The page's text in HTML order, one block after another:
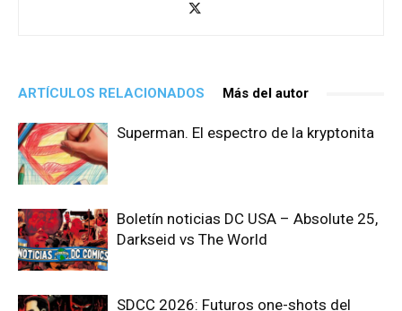
ARTÍCULOS RELACIONADOS Más del autor
Superman. El espectro de la kryptonita
Boletín noticias DC USA – Absolute 25,
Darkseid vs The World
SDCC 2026: Futuros one-shots del